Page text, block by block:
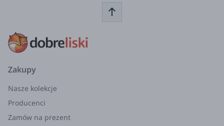
Zakupy
Nasze kolekcje
Producenci
Zamów na prezent